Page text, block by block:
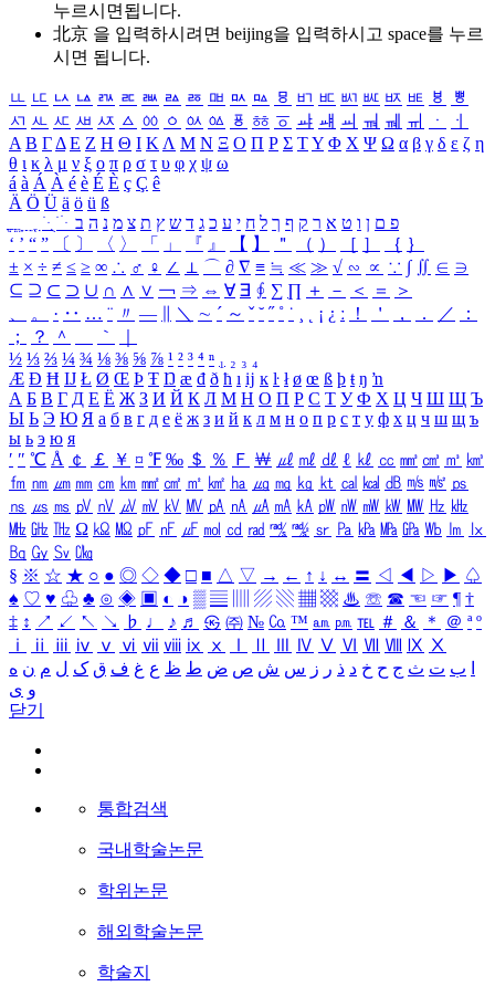
누르시면됩니다.
北京 을 입력하시려면 beijing을 입력하시고 space를 누르
시면 됩니다.
ㅥ ㅦ ㅧ ㅨ ㅩ ㅪ ㅫ ㅬ ㅭ ㅮ ㅯ ㅰ ㅱ ㅲ ㅳ ㅴ ㅵ ㅶ ㅷ ㅸ
ㅹ
ㅺ ㅻ ㅼ ㅽ ㅾ ㅿ ㆀ ㆁ ㆂ ㆃ ㆄ ㆅ ㆆ ㆇ ㆈ ㆉ ㆊ ㆋ ㆌ ㆍ
ㆎ
Α Β ΓΔ Ε Ζ Η Θ Ι ΚΛ Μ Ν Ξ Ο Π Ρ Σ ΤΥ Φ Χ Ψ Ω α β γ δ ε ζ η
θ ι κ λ μ ν ξ ο π ρ σ τ υ φ χ ψ ω
á à Á À é è É È ç Ç ê
Ä Ö Ü ä ö ü ß
ִֶֹ ֻּ ׁׂ פ ם ן ו ט א ר ק ף ך ל ח י ע כ ג ד ש ץ ת צ מ נ ה ב
‘ ’ “ ” 〔 〕 〈 〉 「 」 『 』 【 】 ＂ （ ） ［ ］ ｛ ｝
± × ÷ ≠ ≤ ≥ ∞ ∴ ♂ ♀ ∠ ⊥ ⌒ ∂ ∇ ≡ ≒ ≪ ≫ √ ∽ ∝ ∵ ∫ ∬ ∈ ∋
⊆ ⊇ ⊂ ⊃ ∪ ∩ ∧ ∨ ￢ ⇒ ⇔ ∀ ∃ ∮ ∑ ∏ ＋ － ＜ ＝
＞
、
。 · ‥ … ¨ 〃 ― ＼ ∼ ´ ～ ˇ ˘ ˝ ˚ ˙ ¸ ¡ ¿ ː ！ ＇ ， ． ／
：
；
？ ＾ ｀
½ ⅓ ⅔ ¼ ¾ ⅛ ⅜ ⅝ ⅞ ¹ ² ³ ⁴ ⁿ ₁ ₂ ₃ ₄
Æ Ð Ħ Ĳ Ł Ø Œ Þ Ŧ Ŋ æ đ ð ħ ı ĳ ĸ ŀ ł ø œ ß þ ŧ ŋ ŉ
А Б В Г Д Е Ё Ж З И Й К Л М Н О П Р С Т У Ф Х Ц Ч Ш Щ Ъ
Ы Ь Э Ю Я а б в г д е ё ж з и й к л м н о п р с т у ф х ц ч ш щ ъ
ы ь э ю я
′ ″ ℃ Å ￠ ￡ ￥ ¤ ℉ ‰ ＄ ％ Ｆ ￦ ㎕ ㎖ ㎗ ℓ ㎘ ㏄ ㎣ ㎤ ㎥ ㎦
㎙ ㎚ ㎛ ㎜ ㎝ ㎞ ㎟ ㎠ ㎡ ㎢ ㏊ ㎍ ㎎ ㎏ ㏏ ㎈ ㎉ ㏈ ㎧ ㎨ ㎰
㎱ ㎲ ㎳ ㎴ ㎵ ㎶ ㎷ ㎸ ㎹ ㎀ ㎁ ㎂ ㎃ ㎄ ㎺ ㎻ ㎽ ㎾ ㎿ ㎐ ㎑
㎒ ㎓ ㎔ Ω ㏀ ㏁ ㎊ ㎋ ㎌ ㏖ ㏅ ㎭ ㎮ ㎯ ㏛ ㎩ ㎪ ㎫ ㎬ ㏝ ㏐
㏓
㏃ ㏉ ㏜ ㏆
§ ※ ☆ ★ ○ ● ◎ ◇ ◆ □ ■ △ ▽ → ← ↑ ↓ ↔ 〓 ◁ ◀ ▷ ▶ ♤
♠ ♡ ♥ ♧ ♣ ⊙ ◈ ▣ ◐ ◑ ▒ ▤ ▨ ▧ ▦ ▩ ♨ ☏ ☎ ☜ ☞ ¶ †
‡ ↕ ↗ ↙ ↖ ↘ ♭ ♩ ♪ ♬ ㉿ ㈜ № ㏇ ™ ㏂ ㏘ ℡ ＃ ＆ ＊ ＠ ª º
ⅰ
ⅱ ⅲ ⅳ ⅴ ⅵ ⅶ ⅷ ⅸ ⅹ Ⅳ Ⅴ Ⅵ Ⅶ Ⅷ Ⅸ Ⅹ
ب ت ث ج ح خ د ذ ر ز س ش ص ض ط ظ ع غ ف ق ک ل م ن ه
و ی
닫기
통합검색
국내학술논문
학위논문
해외학술논문
학술지